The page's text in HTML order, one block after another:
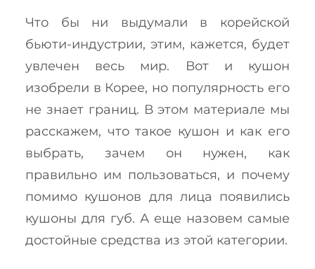
Что бы ни выдумали в корейской
бьюти-индустрии, этим, кажется, будет
увлечен весь мир. Вот и кушон
изобрели в Корее, но популярность его
не знает границ. В этом материале мы
расскажем, что такое кушон и как его
выбрать, зачем он нужен, как
правильно им пользоваться, и почему
помимо кушонов для лица появились
кушоны для губ. А еще назовем самые
достойные средства из этой категории.